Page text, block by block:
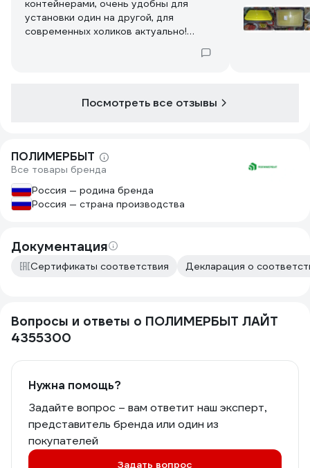
контейнерами, очень удобны для
установки один на другой, для
современных холиков актуально!
крышка, либо сам контейнер
мангала. Благодарю склад ВИ, за
любимые мной красные крышки!
Производитель сменил цвета крышек
в худшую сторону, болотный цвет для
пищевых контейнеров - это ФУУУУ!
Посмотреть все отзывы
ПОЛИМЕРБЫТ
Все товары бренда
Россия — родина бренда
Россия — страна производства
Документация
Сертификаты соответствия Декларация о
Вопросы и ответы о ПОЛИМЕРБЫТ ЛАЙТ
4355300
Нужна помощь?
Задайте вопрос – вам ответит наш эксперт,
представитель бренда или один из
покупателей
Задать вопрос